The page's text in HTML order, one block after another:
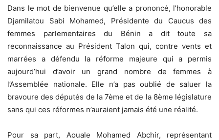
Dans le mot de bienvenue qu’elle a prononcé, l’honorable
Djamilatou Sabi Mohamed, Présidente du Caucus des
femmes parlementaires du Bénin a dit toute sa
reconnaissance au Président Talon qui, contre vents et
marrées a défendu la réforme majeure qui a permis
aujourd’hui d’avoir un grand nombre de femmes à
l’Assemblée nationale. Elle n’a pas oublié de saluer la
bravoure des députés de la 7ème et de la 8ème législature
sans qui ces réformes n’auraient jamais été une réalité.
Pour sa part, Aouale Mohamed Abchir, représentant